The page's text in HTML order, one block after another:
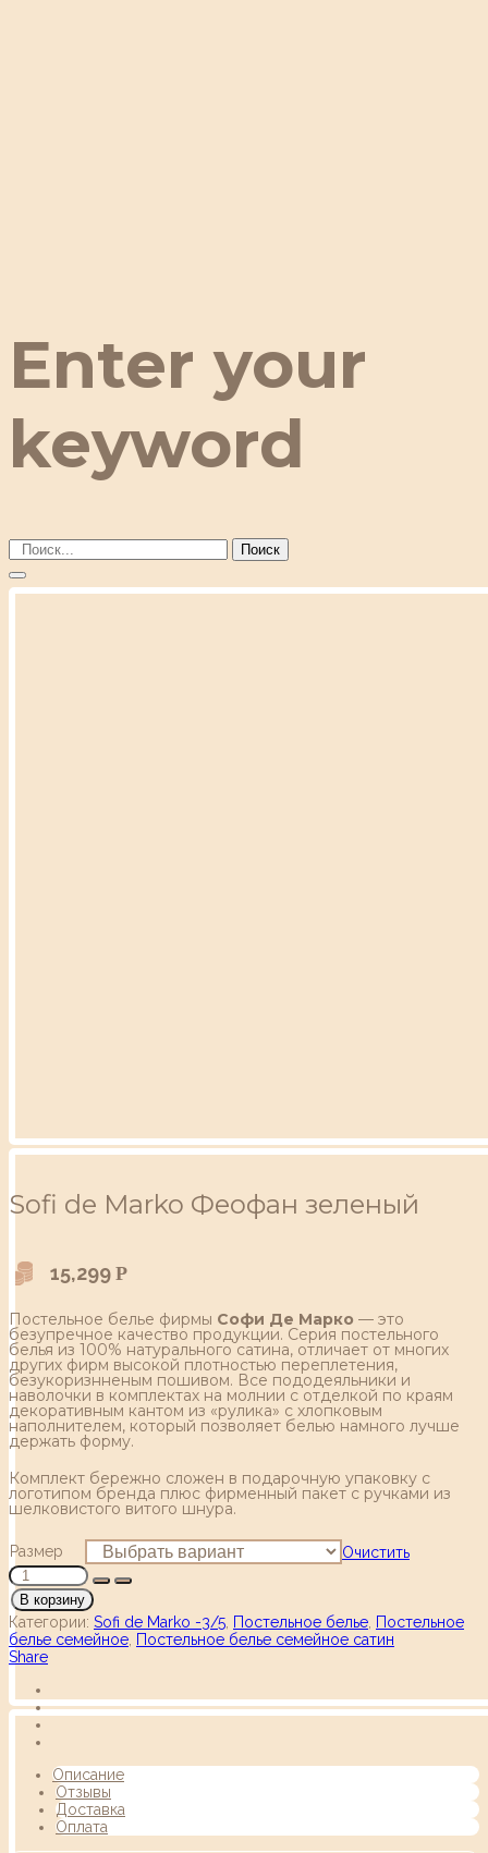
Enter your
keyword
Поиск
Sofi de Marko Феофан зеленый
15,299 Р
Постельное белье фирмы Софи Де Марко — это
безупречное качество продукции. Серия постельного
белья из 100% натурального сатина, отличает от многих
других фирм высокой плотностью переплетения,
безукоризнненым пошивом. Все пододеяльники и
наволочки в комплектах на молнии с отделкой по краям
декоративным кантом из «рулика» с хлопковым
наполнителем, который позволяет белью намного лучше
держать форму.
Комплект бережно сложен в подарочную упаковку с
логотипом бренда плюс фирменный пакет с ручками из
шелковистого витого шнура.
Размер Очистить
В корзину
Категории: Sofi de Marko -3/5 Постельное белье Постельное
белье семейное Постельное белье семейное сатин
Share
Описание
Отзывы
Доставка
Оплата